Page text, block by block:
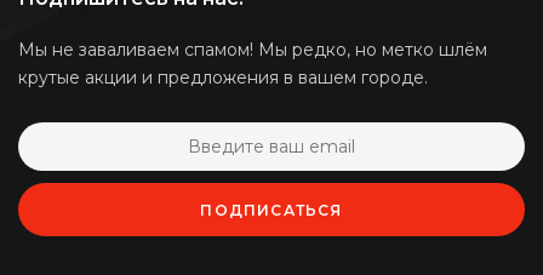
Мы не заваливаем спамом! Мы редко, но метко шлём
крутые акции и предложения в вашем городе.
ПОДПИСАТЬСЯ